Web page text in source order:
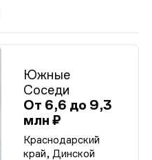
Южные
Соседи
От 6,6 до 9,3
млн ₽
Краснодарский
край, Динской